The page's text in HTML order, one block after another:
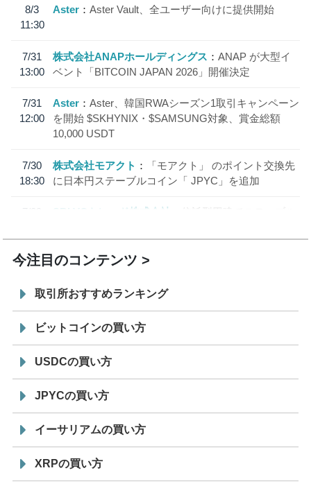
8/3
11:30
Aster Aster Vault、全ユーザー向けに提供開始
7/31
13:00
株式会社ANAPホールディングス
ANAP が大型イ
ベント「BITCOIN JAPAN 2026」開催決定
7/31
12:00
Aster
Aster、韓国RWAシーズン1取引キャンペーン
を開始 $SKHYNIX・$SAMSUNG対象、賞金総額
10,000 USDT
7/30
18:30
株式会社モアクト
「モアクト」 のポイント交換先
に日本円ステーブルコイン「 JPYC」を追加
7/29
SBI VCトレード株式会社
信託型円建てステーブル
今注目のコンテンツ
取引所おすすめランキング
ビットコインの買い方
USDCの買い方
JPYCの買い方
イーサリアムの買い方
XRPの買い方